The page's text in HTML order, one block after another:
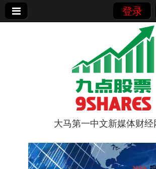
登录
9点股票
大马第一中文新媒体财经